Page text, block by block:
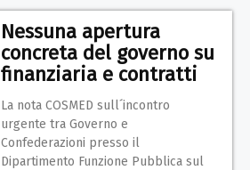
Nessuna apertura
concreta del governo su
finanziaria e contratti
La nota COSMED sull´incontro
urgente tra Governo e
Confederazioni presso il
Dipartimento Funzione Pubblica sul